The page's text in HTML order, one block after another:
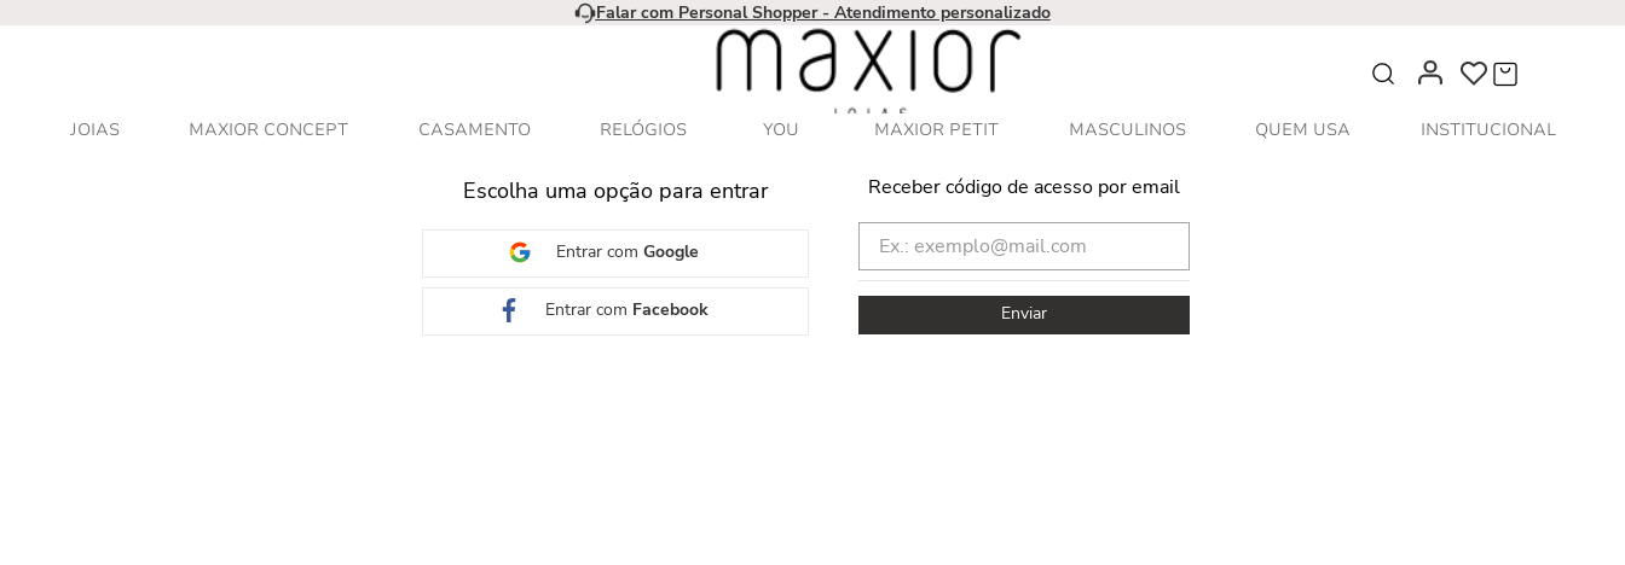
Falar com Personal Shopper - Atendimento personalizado
O que você procura?
JOIAS MAXIOR CONCEPT CASAMENTO RELÓGIOS YOU MAXIOR PETIT MASCULINOS QUEM USA INSTITUCIONAL
Escolha uma opção para entrar
Entrar com Google
Entrar com Facebook
Receber código de acesso por email
Enviar